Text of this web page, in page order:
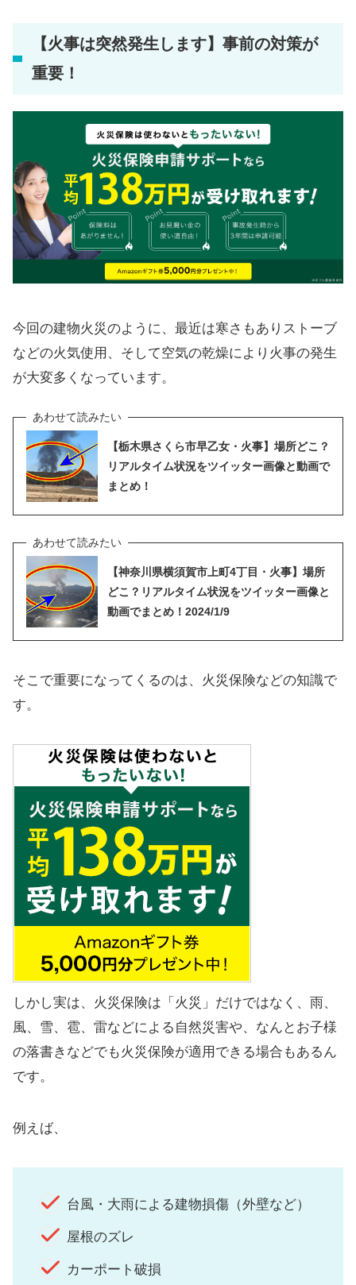
【火事は突然発生します】事前の対策が
重要！
今回の建物火災のように、最近は寒さもありストーブ
などの火気使用、そして空気の乾燥により火事の発生
が大変多くなっています。
【栃木県さくら市早乙女・火事】場所どこ？
リアルタイム状況をツイッター画像と動画で
まとめ！
【神奈川県横須賀市上町4丁目・火事】場所
どこ？リアルタイム状況をツイッター画像と
動画でまとめ！2024/1/9
そこで重要になってくるのは、火災保険などの知識で
す。
しかし実は、火災保険は「火災」だけではなく、雨、
風、雪、雹、雷などによる自然災害や、なんとお子様
の落書きなどでも火災保険が適用できる場合もあるん
です。
例えば、
台風・大雨による建物損傷（外壁など）
屋根のズレ
カーポート破損